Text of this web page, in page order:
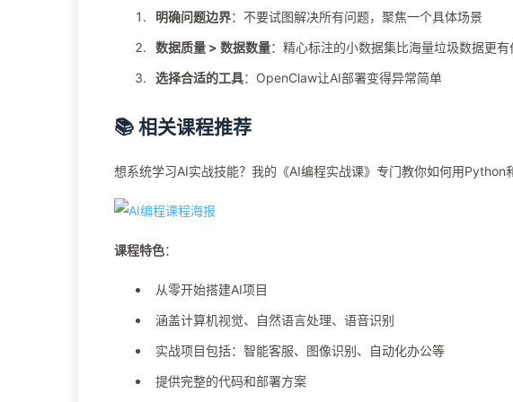
明确问题边界：不要试图解决所有问题，聚焦一个具体场景
数据质量 > 数据数量：精心标注的小数据集比海量垃圾数据更有
选择合适的工具：OpenClaw让AI部署变得异常简单
📚 相关课程推荐
想系统学习AI实战技能？我的《AI编程实战课》专门教你如何用Python
课程特色：
从零开始搭建AI项目
涵盖计算机视觉、自然语言处理、语音识别
实战项目包括：智能客服、图像识别、自动化办公等
提供完整的代码和部署方案